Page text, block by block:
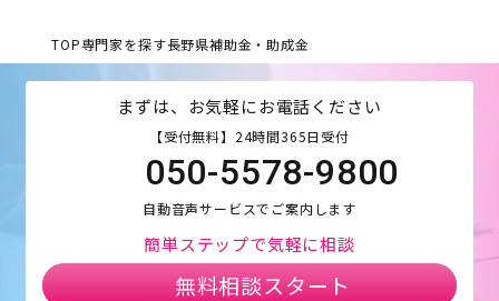
TOP専門家を探す長野県補助金・助成金
まずは、お気軽にお電話ください
【受付無料】24時間365日受付
050-5578-9800
自動音声サービスでご案内します
簡単ステップで気軽に相談
無料相談スタート